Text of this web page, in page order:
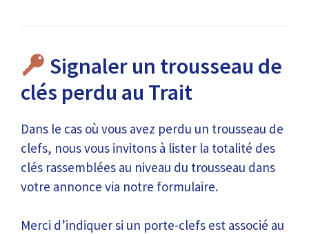
Signaler un trousseau de
clés perdu au Trait
Dans le cas où vous avez perdu un trousseau de
clefs, nous vous invitons à lister la totalité des
clés rassemblées au niveau du trousseau dans
votre annonce via notre formulaire.
Merci d’indiquer si un porte-clefs est associé au